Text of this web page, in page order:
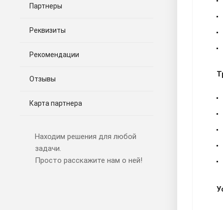
Партнеры
Реквизиты
Рекомендации
Отзывы
Карта партнера
Находим решения для любой
задачи.
Просто расскажите нам о ней!